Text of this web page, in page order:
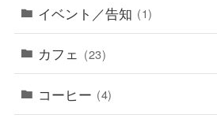
イベント／告知 (1)
カフェ (23)
コーヒー (4)